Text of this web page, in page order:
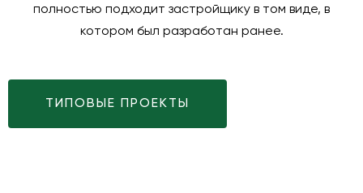
полностью подходит застройщику в том виде, в
котором был разработан ранее.
ТИПОВЫЕ ПРОЕКТЫ